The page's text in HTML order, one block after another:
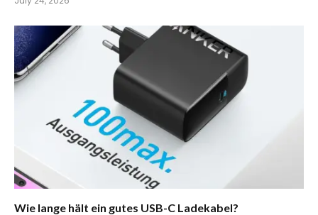
Wie lange hält ein gutes USB-C Ladekabel?